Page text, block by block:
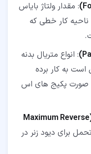
: مقدار ولتاژ بایاس
کار خطی که
: انواع متریال بدنه
به کار برده
صورت پکیج های اس
ماکزیمم جریان بایاس معکوس (Maximum Reverse
برای دیود زنر در